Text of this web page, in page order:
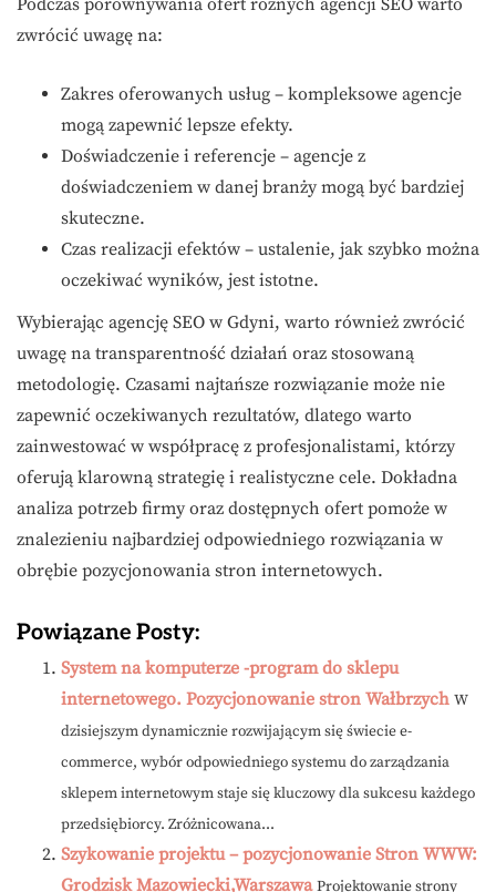
zwrócić uwagę na:
Zakres oferowanych usług – kompleksowe agencje
mogą zapewnić lepsze efekty.
Doświadczenie i referencje – agencje z
doświadczeniem w danej branży mogą być bardziej
skuteczne.
Czas realizacji efektów – ustalenie, jak szybko można
oczekiwać wyników, jest istotne.
Wybierając agencję SEO w Gdyni, warto również zwrócić
uwagę na transparentność działań oraz stosowaną
metodologię. Czasami najtańsze rozwiązanie może nie
zapewnić oczekiwanych rezultatów, dlatego warto
zainwestować w współpracę z profesjonalistami, którzy
oferują klarowną strategię i realistyczne cele. Dokładna
analiza potrzeb firmy oraz dostępnych ofert pomoże w
znalezieniu najbardziej odpowiedniego rozwiązania w
obrębie pozycjonowania stron internetowych.
Powiązane Posty:
System na komputerze -program do sklepu
internetowego. Pozycjonowanie stron Wałbrzych W
dzisiejszym dynamicznie rozwijającym się świecie e-
commerce, wybór odpowiedniego systemu do zarządzania
sklepem internetowym staje się kluczowy dla sukcesu każdego
przedsiębiorcy. Zróżnicowana...
Szykowanie projektu – pozycjonowanie Stron WWW:
Grodzisk Mazowiecki,Warszawa Projektowanie strony